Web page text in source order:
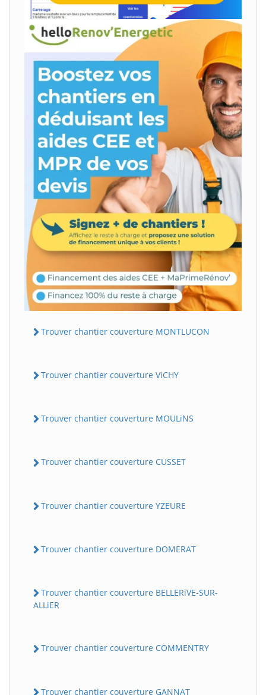
Trouver chantier couverture MONTLUCON
Trouver chantier couverture ViCHY
Trouver chantier couverture MOULiNS
Trouver chantier couverture CUSSET
Trouver chantier couverture YZEURE
Trouver chantier couverture DOMERAT
Trouver chantier couverture BELLERiVE-SUR-
ALLiER
Trouver chantier couverture COMMENTRY
Trouver chantier couverture GANNAT